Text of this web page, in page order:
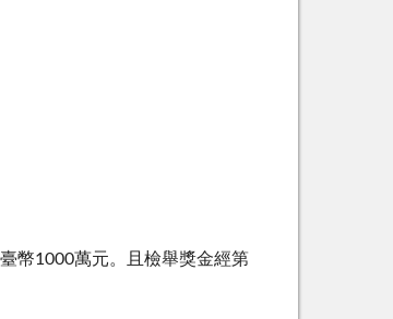
幣1000萬元。且檢舉獎金經第